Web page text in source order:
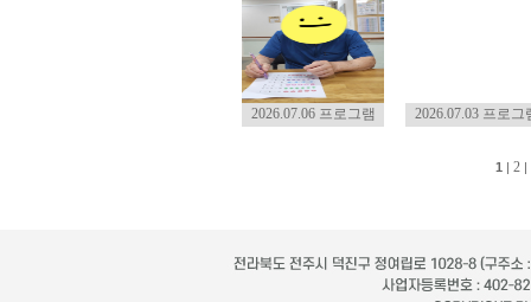
2026.07.06 프로그램 2026.07.03 프로그
1 | 2|